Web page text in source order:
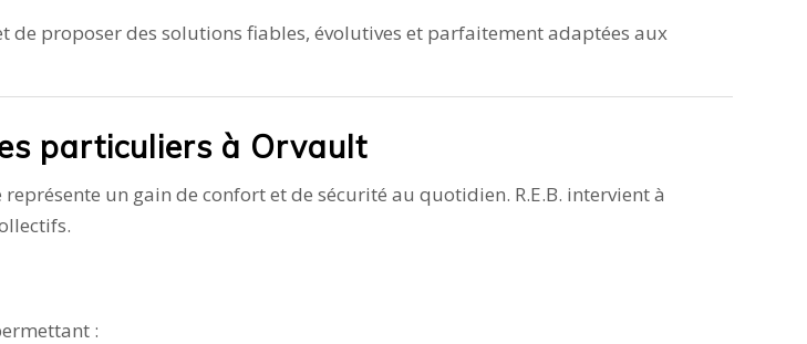
proposer des solutions fiables, évolutives et parfaitement adaptées aux
particuliers à Orvault
un gain de confort et de sécurité au quotidien. R.E.B. intervient à
: